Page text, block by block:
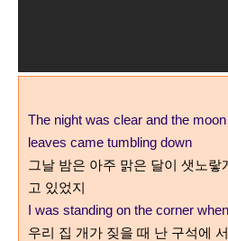
The night was clear and the
leaves came tumbling down
그날 밤은 아주 맑은 달이 샛노랗
고 있었지
I was standing on the corner w
우리 집 개가 짖을 때 난 구석에